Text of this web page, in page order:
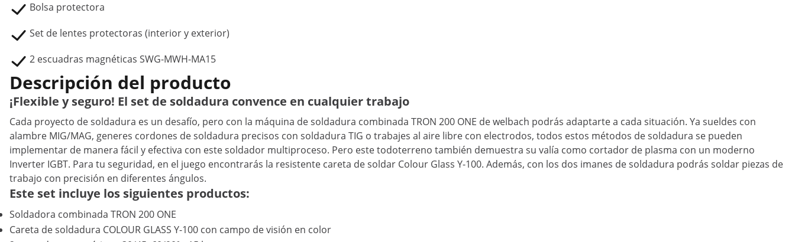
Bolsa protectora
Set de lentes protectoras (interior y exterior)
2 escuadras magnéticas SWG-MWH-MA15
Descripción del producto
¡Flexible y seguro! El set de soldadura convence en cualquier trabajo
Cada proyecto de soldadura es un desafío, pero con la máquina de soldadura combinada TRON 200 ONE de welbach podrás adaptarte a cada situación. Ya sueldes con
alambre MIG/MAG, generes cordones de soldadura precisos con soldadura TIG o trabajes al aire libre con electrodos, todos estos métodos de soldadura se pueden
implementar de manera fácil y efectiva con este soldador multiproceso. Pero este todoterreno también demuestra su valía como cortador de plasma con un moderno
Inverter IGBT. Para tu seguridad, en el juego encontrarás la resistente careta de soldar Colour Glass Y-100. Además, con los dos imanes de soldadura podrás soldar piezas de
trabajo con precisión en diferentes ángulos.
Este set incluye los siguientes productos:
Soldadora combinada TRON 200 ONE
Careta de soldadura COLOUR GLASS Y-100 con campo de visión en color